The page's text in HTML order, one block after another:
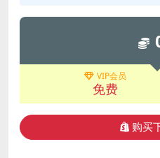
VIP会员
免费
购买